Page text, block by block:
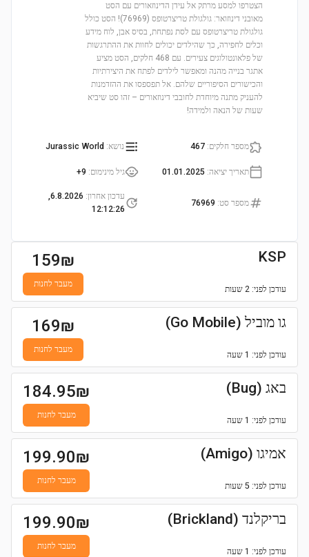
הצטרפו למסע מרתק אל עידן הדינוזאורים עם הסט
מאובני דינוזואר: גולגולת טריצרטופס (76969)! הסט כולל
גולגולת טריצרטופס עם לסת נפתחת, בסיס אבן, לוח מידע
וכלים לחפירה, כך שהילדים יכולים לחוות את ההתרגשות
של פלאונטולוגים צעירים. עם 468 חלקים, הסט מציע
אתגר בנייה מהנה ומאפשר לילדים לפתח את היצירתיות
והכישורים הסיפוריים שלהם. אל תפספסו את ההזדמנות
להעניק מתנה מיוחדת לחובבי דינוזאורים – זהו סט שיביא
שעות של הנאה ולמידה!
מספר חלקים:
467 נושא:
Jurassic World
תאריך יציאה:
01.01.2025 גיל מינימום:
9+
מספר סט:
76969
עדכון אחרון:
6.8.2026,
12:12:26
KSP
עודכן לפני: 2 שעות
159₪
מעבר לחנות
גו מוביל (Go Mobile)
עודכן לפני: 1 שעה
169₪
מעבר לחנות
באג (Bug)
עודכן לפני: 1 שעה
184.95₪
מעבר לחנות
אמיגו (Amigo)
עודכן לפני: 5 שעות
199.90₪
מעבר לחנות
בריקלנד (Brickland)
עודכן לפני: 1 שעה
199.90₪
מעבר לחנות